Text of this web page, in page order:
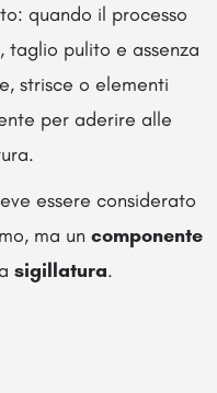
quando il processo
taglio pulito e assenza
strisce o elementi
per aderire alle
essere considerato
ma un componente
sigillatura.